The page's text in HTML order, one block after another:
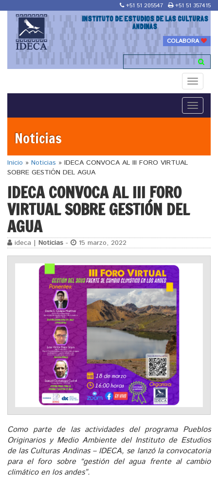
+51 51 205547 +51 51 357415
INSTITUTO DE ESTUDIOS DE LAS CULTURAS
ANDINAS
COLABORA
Toggle
Toggle
Noticias
Inicio » Noticias » IDECA CONVOCA AL III FORO VIRTUAL
SOBRE GESTIÓN DEL AGUA
IDECA CONVOCA AL III FORO
VIRTUAL SOBRE GESTIÓN DEL
AGUA
ideca | Noticias - 15 marzo, 2022
Como parte de las actividades del programa Pueblos
Originarios y Medio Ambiente del Instituto de Estudios
de las Culturas Andinas – IDECA, se lanzó la convocatoria
para el foro sobre “gestión del agua frente al cambio
climático en los andes”.